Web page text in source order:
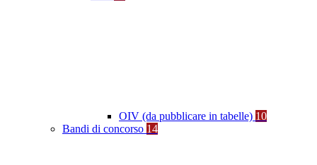
OIV (da pubblicare in tabelle) 10
Bandi di concorso 14